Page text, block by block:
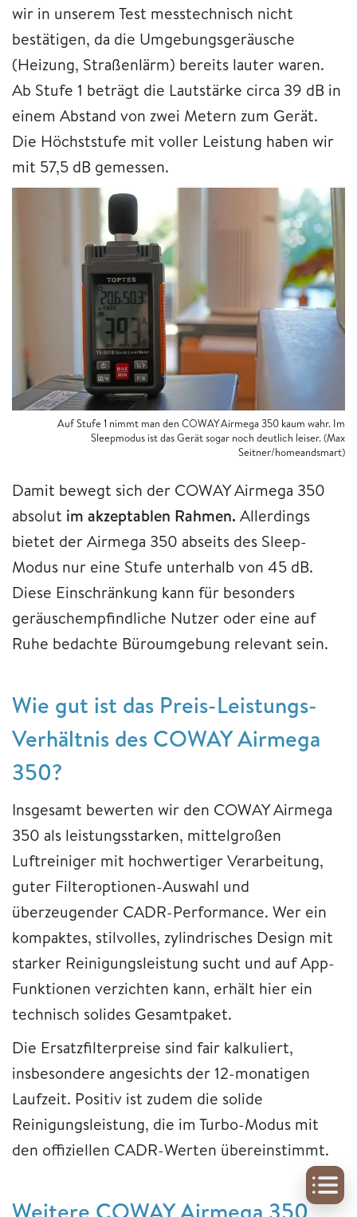
wir in unserem Test messtechnisch nicht
bestätigen, da die Umgebungsgeräusche
(Heizung, Straßenlärm) bereits lauter waren.
Ab Stufe 1 beträgt die Lautstärke circa 39 dB in
einem Abstand von zwei Metern zum Gerät.
Die Höchststufe mit voller Leistung haben wir
mit 57,5 dB gemessen.
Auf Stufe 1 nimmt man den COWAY Airmega 350 kaum wahr. Im
Sleepmodus ist das Gerät sogar noch deutlich leiser. (Max
Seitner/homeandsmart)
Damit bewegt sich der COWAY Airmega 350
absolut im akzeptablen Rahmen. Allerdings
bietet der Airmega 350 abseits des Sleep-
Modus nur eine Stufe unterhalb von 45 dB.
Diese Einschränkung kann für besonders
geräuschempfindliche Nutzer oder eine auf
Ruhe bedachte Büroumgebung relevant sein.
Wie gut ist das Preis-Leistungs-
Verhältnis des COWAY Airmega
350?
Insgesamt bewerten wir den COWAY Airmega
350 als leistungsstarken, mittelgroßen
Luftreiniger mit hochwertiger Verarbeitung,
guter Filteroptionen-Auswahl und
überzeugender CADR-Performance. Wer ein
kompaktes, stilvolles, zylindrisches Design mit
starker Reinigungsleistung sucht und auf App-
Funktionen verzichten kann, erhält hier ein
technisch solides Gesamtpaket.
Die Ersatzfilterpreise sind fair kalkuliert,
insbesondere angesichts der 12-monatigen
Laufzeit. Positiv ist zudem die solide
Reinigungsleistung, die im Turbo-Modus mit
den offiziellen CADR-Werten übereinstimmt.
Weitere COWAY Airmega 350